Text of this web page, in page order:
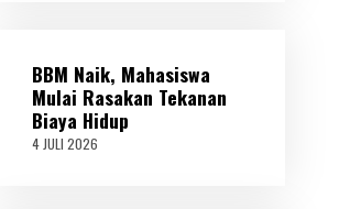
2
0
2
6
BBM Naik, Mahasiswa
Mulai Rasakan Tekanan
Biaya Hidup
4 JULI 2026